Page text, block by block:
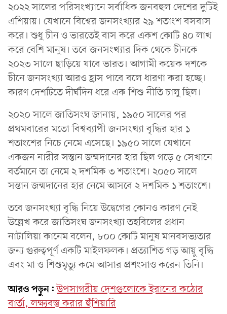
২০২২ সালের পরিসংখ্যানে সর্বাধিক জনবহুল দেশের দুটিই
এশিয়ায়। যেখানে বিশ্বের জনসংখ্যার ২৯ শতাংশ বসবাস
করে। শুধু চীন ও ভারতেই বাস করে একশ কোটি ৪০ লাখ
করে বেশি মানুষ। তবে জনসংখ্যার দিক থেকে চীনকে
২০২৩ সালে ছাড়িয়ে যাবে ভারত। আগামী কয়েক দশকে
চীনে জনসংখ্যা আরও হ্রাস পাবে বলে ধারণা করা হচ্ছে।
কারণ দেশটিতে দীর্ঘদিন ধরে এক শিশু নীতি চালু ছিল।
২০২০ সালে জাতিসংঘ জানায়, ১৯৫০ সালের পর
প্রথমবারের মতো বিশ্বব্যাপী জনসংখ্যা বৃদ্ধির হার ১
শতাংশের নিচে নেমে এসেছে। ১৯৫০ সালে যেখানে
একজন নারীর সন্তান জন্মদানের হার ছিল গড়ে ৫ সেখানে
বর্তমানে তা নেমে ২ দশমিক ৩ শতাংশে। ২০৫০ সালে
সন্তান জন্মদানের হার নেমে আসবে ২ দশমিক ১ শতাংশে।
তবে জনসংখ্যা বৃদ্ধি নিয়ে উদ্বেগের কোনও কারণ নেই
উল্লেখ করে জাতিসংঘ জনসংখ্যা তহবিলের প্রধান
নাটালিয়া কানেম বলেন, ৮০০ কোটি মানুষ মানবসভ্যতার
জন্য গুরুত্বপূর্ণ একটি মাইলফলক। প্রত্যাশিত গড় আয়ু বৃদ্ধি
এবং মা ও শিশুমৃত্যু কমে আসার প্রশংসাও করেন তিনি।
আরও পড়ুন: উপসাগরীয় দেশগুলোকে ইরানের কঠোর
বার্তা, লক্ষ্যবস্তু করার হুঁশিয়ারি